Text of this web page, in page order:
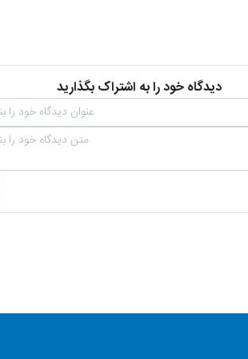
دیدگاه خود را به اشتراک بگذارید